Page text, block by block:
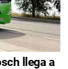
llega a